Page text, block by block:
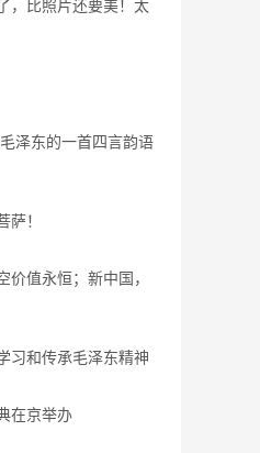
，比照片还要美！太
泽东的一首四言韵语
！
价值永恒；新中国，
和传承毛泽东精神
在京举办